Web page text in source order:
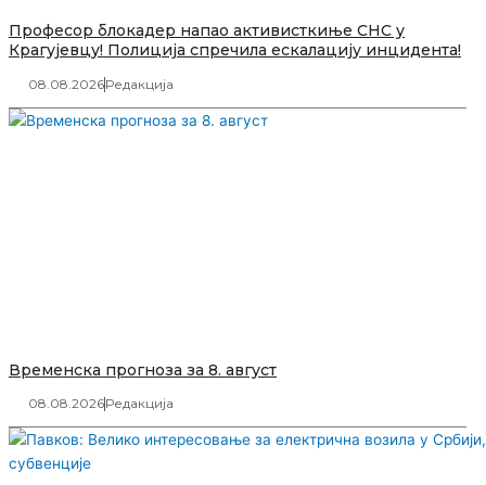
Професор блокадер напао активисткиње СНС у
Крагујевцу! Полиција спречила ескалацију инцидента!
08.08.2026Редакција
Временска прогноза за 8. август
08.08.2026Редакција